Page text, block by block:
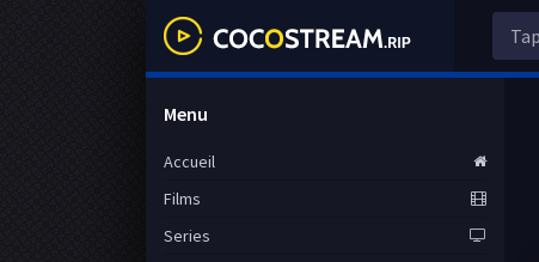
Menu
Accueil
Films
Series